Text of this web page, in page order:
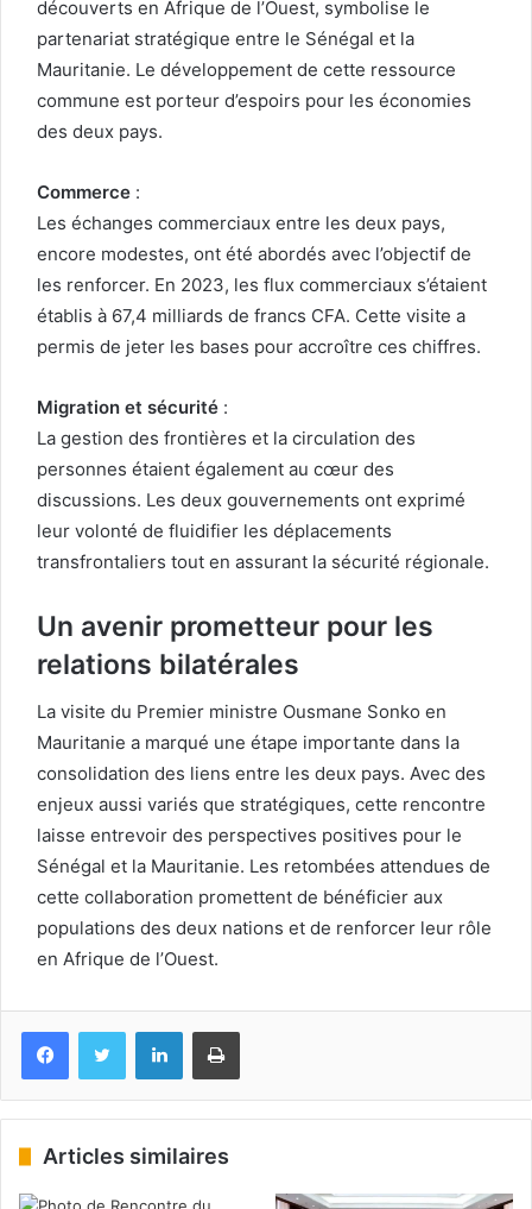
découverts en Afrique de l’Ouest, symbolise le
partenariat stratégique entre le Sénégal et la
Mauritanie. Le développement de cette ressource
commune est porteur d’espoirs pour les économies
des deux pays.
Commerce :
Les échanges commerciaux entre les deux pays,
encore modestes, ont été abordés avec l’objectif de
les renforcer. En 2023, les flux commerciaux s’étaient
établis à 67,4 milliards de francs CFA. Cette visite a
permis de jeter les bases pour accroître ces chiffres.
Migration et sécurité :
La gestion des frontières et la circulation des
personnes étaient également au cœur des
discussions. Les deux gouvernements ont exprimé
leur volonté de fluidifier les déplacements
transfrontaliers tout en assurant la sécurité régionale.
Un avenir prometteur pour les
relations bilatérales
La visite du Premier ministre Ousmane Sonko en
Mauritanie a marqué une étape importante dans la
consolidation des liens entre les deux pays. Avec des
enjeux aussi variés que stratégiques, cette rencontre
laisse entrevoir des perspectives positives pour le
Sénégal et la Mauritanie. Les retombées attendues de
cette collaboration promettent de bénéficier aux
populations des deux nations et de renforcer leur rôle
en Afrique de l’Ouest.
FacebookTwitter LinkedinImprimer
Articles similaires